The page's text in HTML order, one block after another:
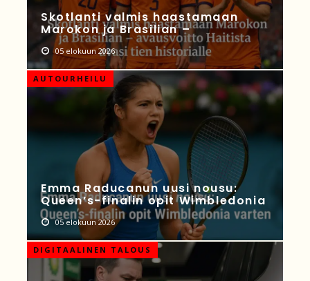
Skotlanti valmis haastamaan
Marokon ja Brasilian –
05 elokuun 2026
AUTOURHEILU
Emma Raducanun uusi nousu:
Queen’s-finalin opit Wimbledonia
05 elokuun 2026
DIGITAALINEN TALOUS